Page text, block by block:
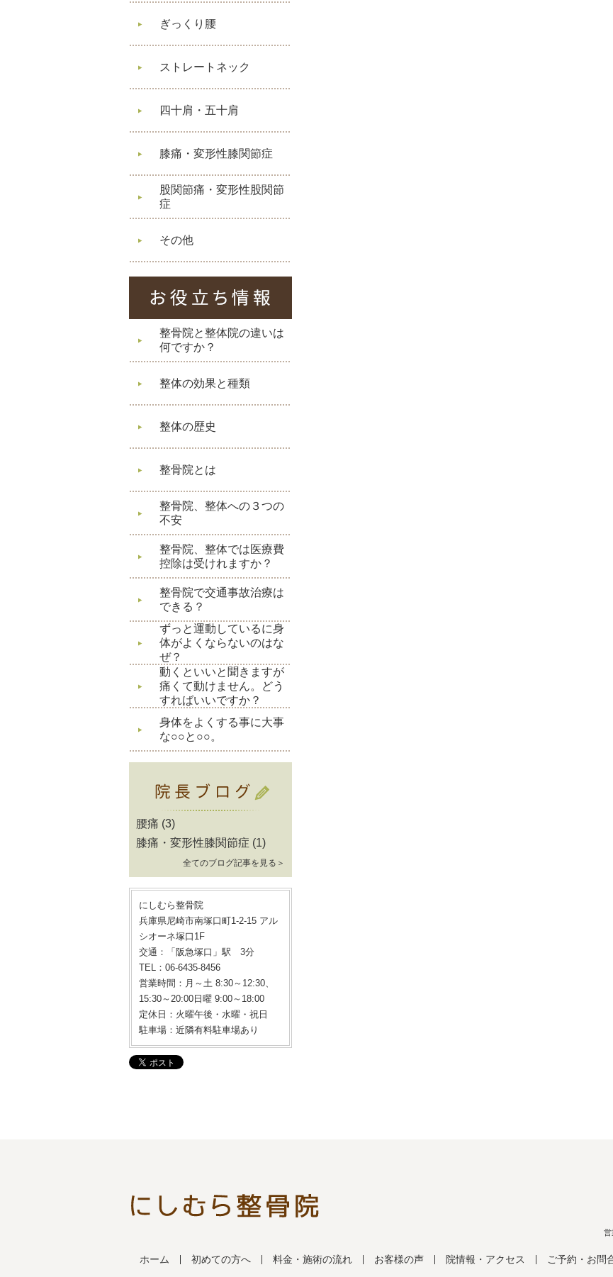
ぎっくり腰
ストレートネック
四十肩・五十肩
膝痛・変形性膝関節症
股関節痛・変形性股関節
症
その他
整骨院と整体院の違いは
何ですか？
整体の効果と種類
整体の歴史
整骨院とは
整骨院、整体への３つの
不安
整骨院、整体では医療費
控除は受けれますか？
整骨院で交通事故治療は
できる？
ずっと運動しているに身
体がよくならないのはな
ぜ？
動くといいと聞きますが
痛くて動けません。どう
すればいいですか？
身体をよくする事に大事
な○○と○○。
腰痛 (3)
膝痛・変形性膝関節症 (1)
全てのブログ記事を見る＞
にしむら整骨院
兵庫県尼崎市南塚口町1-2-15 アル
シオーネ塚口1F
交通：「阪急塚口」駅 3分
TEL：06-6435-8456
営業時間：月～土 8:30～12:30、
15:30～20:00日曜 9:00～18:00
定休日：火曜午後・水曜・祝日
駐車場：近隣有料駐車場あり
営
ホーム 初めての方へ 料金・施術の流れ お客様の声 院情報・アクセス ご予約・お問